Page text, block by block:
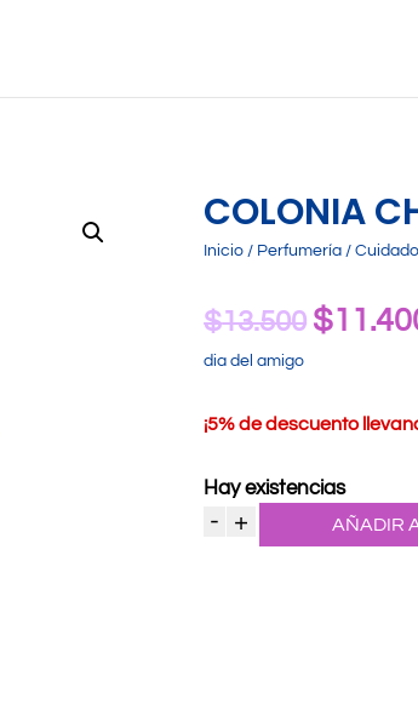
COLONIA
Inicio / Perfumería /
$13.500 El
era:
$13.500.
$
dia del amigo
¡5% de descuento
Hay existencias
-
Colonia
+ AÑADIR